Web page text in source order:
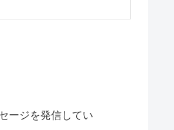
ージを発信してい